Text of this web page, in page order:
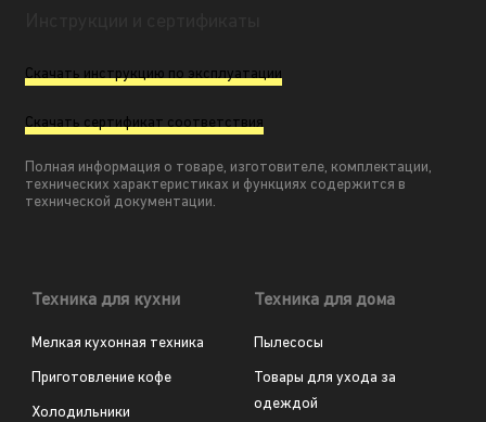
Скачать инструкцию по эксплуатации
Скачать сертификат соответствия
Полная информация о товаре, изготовителе, комплектации,
технических характеристиках и функциях содержится в
технической документации.
Техника для кухни
Мелкая кухонная техника
Приготовление кофе
Холодильники
Техника для дома
Пылесосы
Товары для ухода за
одеждой